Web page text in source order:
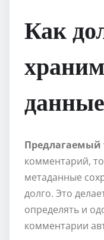
Как
данные
Предлагаемый
комментарий,
метаданные
долго. Это
определять и
комментарии